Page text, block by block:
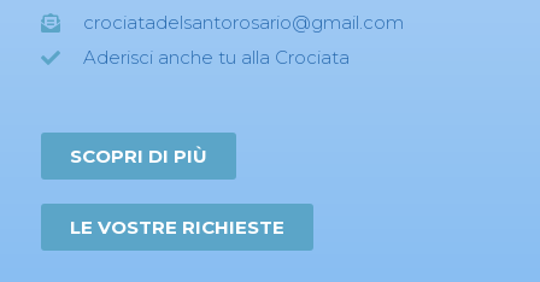
crociatadelsantorosario@gmail.com
Aderisci anche tu alla Crociata
SCOPRI DI PIÙ
LE VOSTRE RICHIESTE